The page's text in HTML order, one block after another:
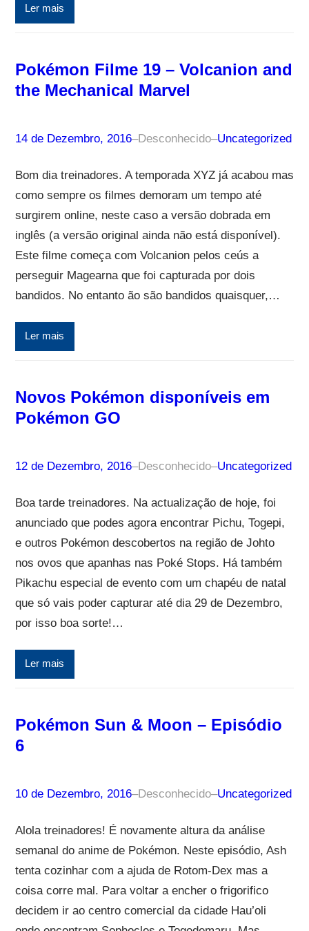
Ler mais
Pokémon Filme 19 – Volcanion and
the Mechanical Marvel
14 de Dezembro, 2016–Desconhecido–Uncategorized
Bom dia treinadores. A temporada XYZ já acabou mas
como sempre os filmes demoram um tempo até
surgirem online, neste caso a versão dobrada em
inglês (a versão original ainda não está disponível).
Este filme começa com Volcanion pelos ceús a
perseguir Magearna que foi capturada por dois
bandidos. No entanto ão são bandidos quaisquer,…
Ler mais
Novos Pokémon disponíveis em
Pokémon GO
12 de Dezembro, 2016–Desconhecido–Uncategorized
Boa tarde treinadores. Na actualização de hoje, foi
anunciado que podes agora encontrar Pichu, Togepi,
e outros Pokémon descobertos na região de Johto
nos ovos que apanhas nas Poké Stops. Há também
Pikachu especial de evento com um chapéu de natal
que só vais poder capturar até dia 29 de Dezembro,
por isso boa sorte!…
Ler mais
Pokémon Sun & Moon – Episódio
6
10 de Dezembro, 2016–Desconhecido–Uncategorized
Alola treinadores! É novamente altura da análise
semanal do anime de Pokémon. Neste episódio, Ash
tenta cozinhar com a ajuda de Rotom-Dex mas a
coisa corre mal. Para voltar a encher o frigorifico
decidem ir ao centro comercial da cidade Hau’oli